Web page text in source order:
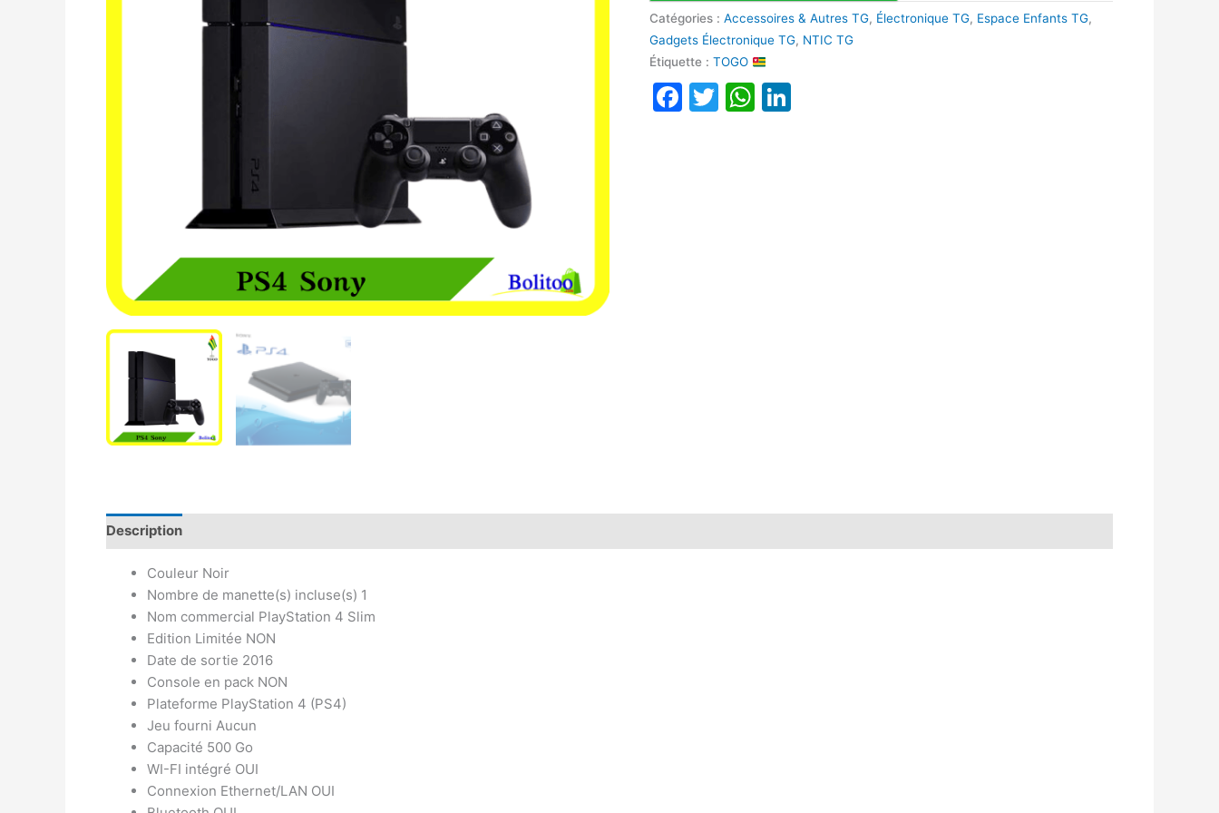
Catégories :Accessoires & Autres TG, Électronique TG, Espace Enfants TG,
Gadgets Électronique TG, NTIC TG
Étiquette :TOGO
Facebook
TwitterWhatsApp
Description
Couleur Noir
Nombre de manette(s) incluse(s) 1
Nom commercial PlayStation 4 Slim
Edition Limitée NON
Date de sortie 2016
Console en pack NON
Plateforme PlayStation 4 (PS4)
Jeu fourni Aucun
Capacité 500 Go
WI-FI intégré OUI
Connexion Ethernet/LAN OUI